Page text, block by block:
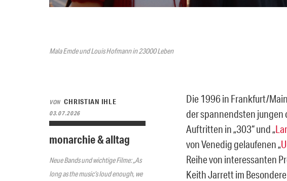
Mala Emde und Louis Hofmann in 23000 Leben
VON CHRISTIAN IHLE
03.07.2026
monarchie & alltag
Neue Bands und wichtige Filme: „As
long as the music’s loud enough, we
Die 1996 in Frankfurt/
der spannendsten jungen
Auftritten in „303“ und „
von Venedig gelaufenen „
Reihe von interessanten
Keith Jarrett im